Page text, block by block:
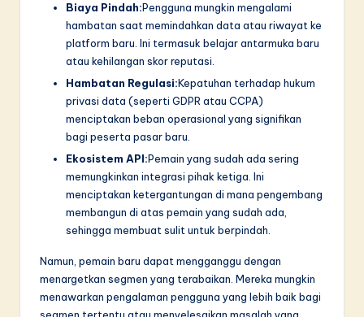
Biaya Pindah:Pengguna mungkin mengalami
hambatan saat memindahkan data atau riwayat ke
platform baru. Ini termasuk belajar antarmuka baru
atau kehilangan skor reputasi.
Hambatan Regulasi:Kepatuhan terhadap hukum
privasi data (seperti GDPR atau CCPA)
menciptakan beban operasional yang signifikan
bagi peserta pasar baru.
Ekosistem API:Pemain yang sudah ada sering
memungkinkan integrasi pihak ketiga. Ini
menciptakan ketergantungan di mana pengembang
membangun di atas pemain yang sudah ada,
sehingga membuat sulit untuk berpindah.
Namun, pemain baru dapat mengganggu dengan
menargetkan segmen yang terabaikan. Mereka mungkin
menawarkan pengalaman pengguna yang lebih baik bagi